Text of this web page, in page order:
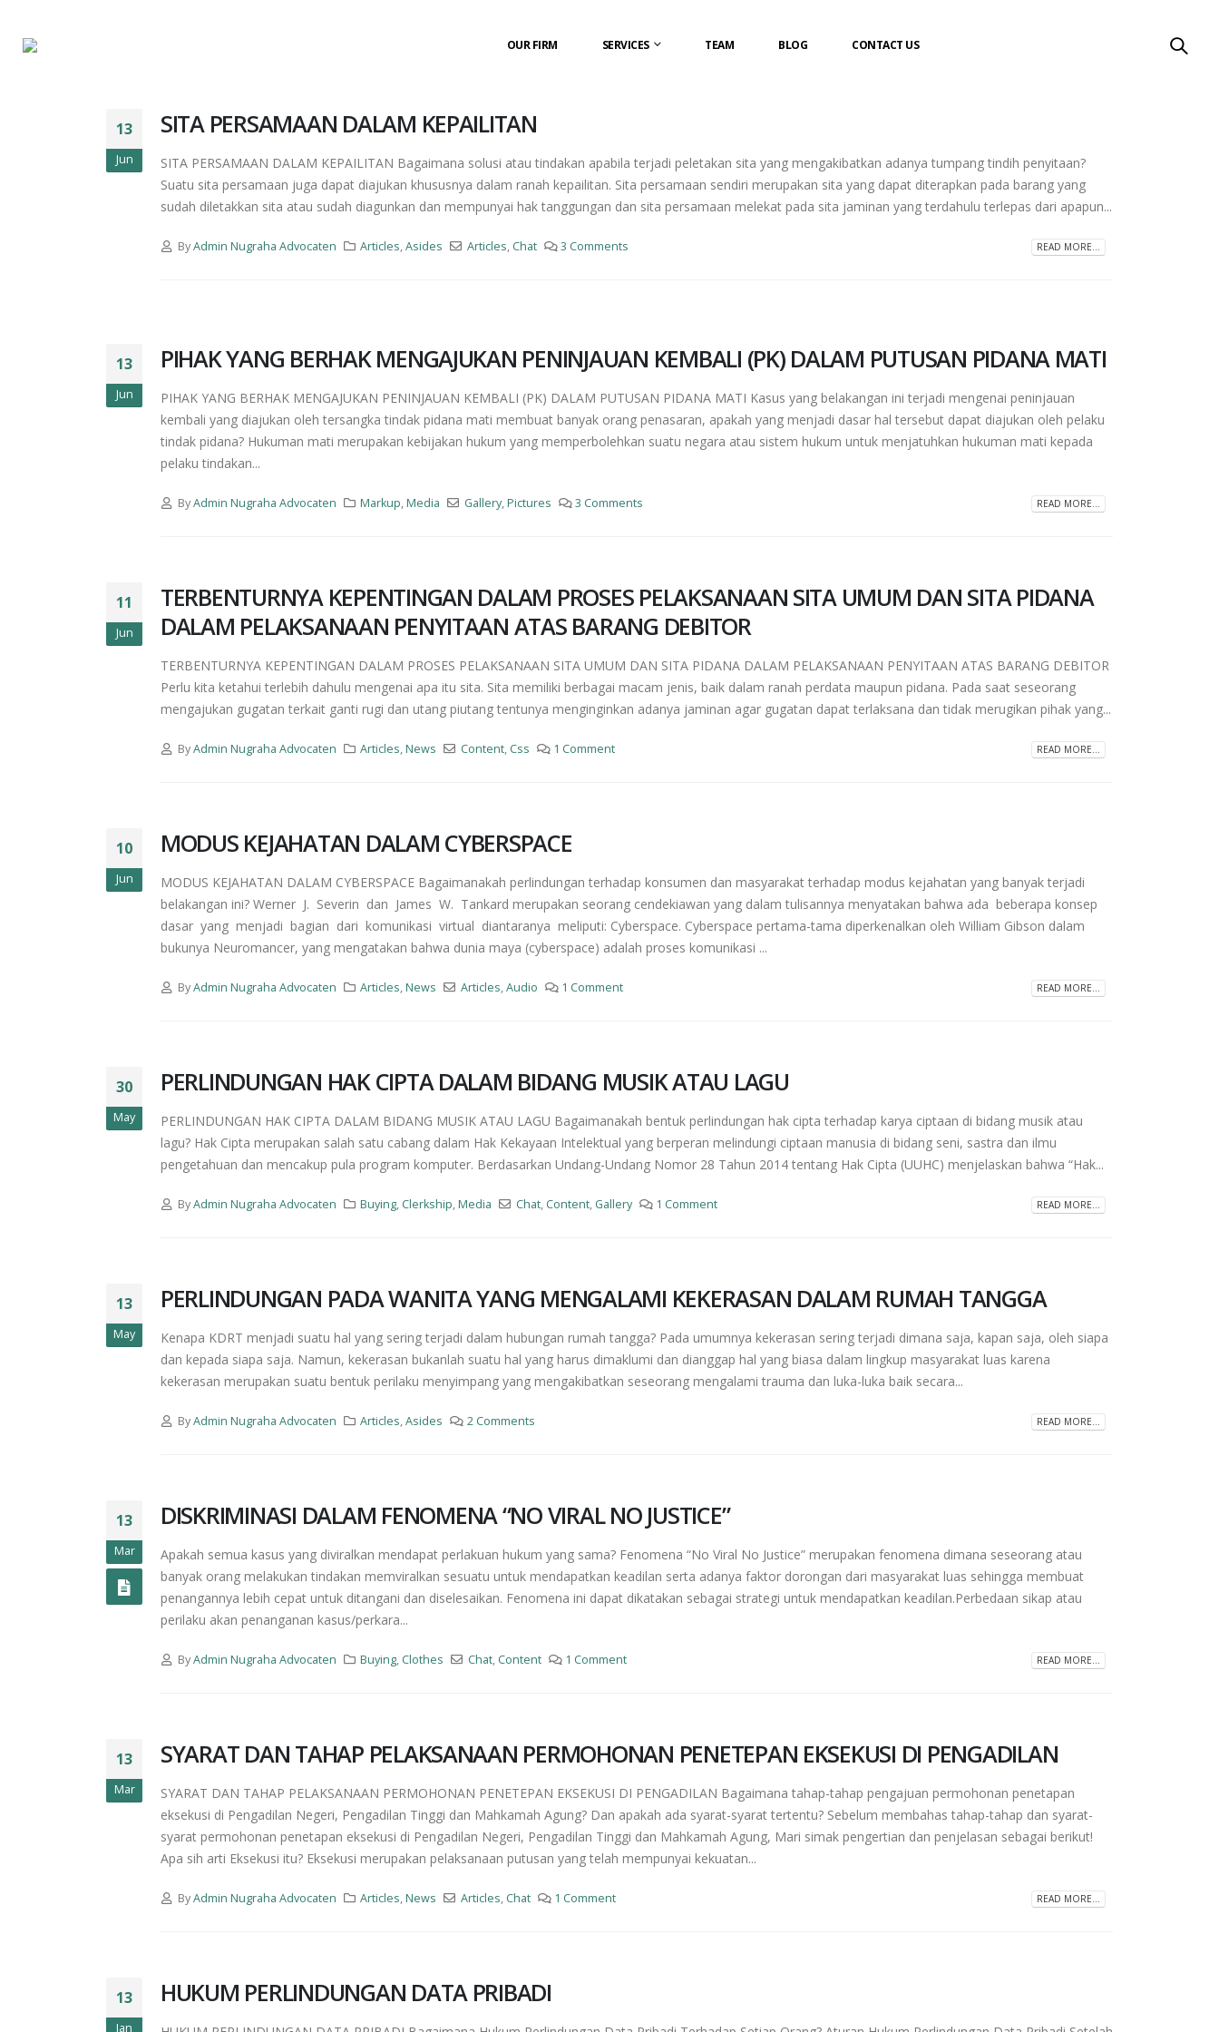
OUR FIRM SERVICES TEAM BLOG CONTACT US
13
Jun
SITA PERSAMAAN DALAM KEPAILITAN
SITA PERSAMAAN DALAM KEPAILITAN Bagaimana solusi atau tindakan apabila terjadi peletakan sita yang mengakibatkan adanya tumpang tindih penyitaan?
Suatu sita persamaan juga dapat diajukan khususnya dalam ranah kepailitan. Sita persamaan sendiri merupakan sita yang dapat diterapkan pada barang yang
sudah diletakkan sita atau sudah diagunkan dan mempunyai hak tanggungan dan sita persamaan melekat pada sita jaminan yang terdahulu terlepas dari apapun...
ByAdmin Nugraha Advocaten Articles,Asides Articles, Chat 3 Comments READ MORE...
13
Jun
PIHAK YANG BERHAK MENGAJUKAN PENINJAUAN KEMBALI (PK) DALAM PUTUSAN PIDANA MATI
PIHAK YANG BERHAK MENGAJUKAN PENINJAUAN KEMBALI (PK) DALAM PUTUSAN PIDANA MATI Kasus yang belakangan ini terjadi mengenai peninjauan
kembali yang diajukan oleh tersangka tindak pidana mati membuat banyak orang penasaran, apakah yang menjadi dasar hal tersebut dapat diajukan oleh pelaku
tindak pidana? Hukuman mati merupakan kebijakan hukum yang memperbolehkan suatu negara atau sistem hukum untuk menjatuhkan hukuman mati kepada
pelaku tindakan...
ByAdmin Nugraha Advocaten Markup,Media Gallery,Pictures 3 Comments READ MORE...
11
Jun
TERBENTURNYA KEPENTINGAN DALAM PROSES PELAKSANAAN SITA UMUM DAN SITA PIDANA
DALAM PELAKSANAAN PENYITAAN ATAS BARANG DEBITOR
TERBENTURNYA KEPENTINGAN DALAM PROSES PELAKSANAAN SITA UMUM DAN SITA PIDANA DALAM PELAKSANAAN PENYITAAN ATAS BARANG DEBITOR
Perlu kita ketahui terlebih dahulu mengenai apa itu sita. Sita memiliki berbagai macam jenis, baik dalam ranah perdata maupun pidana. Pada saat seseorang
mengajukan gugatan terkait ganti rugi dan utang piutang tentunya menginginkan adanya jaminan agar gugatan dapat terlaksana dan tidak merugikan pihak yang...
ByAdmin Nugraha Advocaten Articles,News Content, Css 1 Comment READ MORE...
10
Jun
MODUS KEJAHATAN DALAM CYBERSPACE
MODUS KEJAHATAN DALAM CYBERSPACE Bagaimanakah perlindungan terhadap konsumen dan masyarakat terhadap modus kejahatan yang banyak terjadi
belakangan ini? Werner J. Severin dan James W. Tankard merupakan seorang cendekiawan yang dalam tulisannya menyatakan bahwa ada beberapa konsep
dasar yang menjadi bagian dari komunikasi virtual diantaranya meliputi: Cyberspace. Cyberspace pertama-tama diperkenalkan oleh William Gibson dalam
bukunya Neuromancer, yang mengatakan bahwa dunia maya (cyberspace) adalah proses komunikasi ...
ByAdmin Nugraha Advocaten Articles,News Articles,Audio 1 Comment READ MORE...
30
May
PERLINDUNGAN HAK CIPTA DALAM BIDANG MUSIK ATAU LAGU
PERLINDUNGAN HAK CIPTA DALAM BIDANG MUSIK ATAU LAGU Bagaimanakah bentuk perlindungan hak cipta terhadap karya ciptaan di bidang musik atau
lagu? Hak Cipta merupakan salah satu cabang dalam Hak Kekayaan Intelektual yang berperan melindungi ciptaan manusia di bidang seni, sastra dan ilmu
pengetahuan dan mencakup pula program komputer. Berdasarkan Undang-Undang Nomor 28 Tahun 2014 tentang Hak Cipta (UUHC) menjelaskan bahwa “Hak...
ByAdmin Nugraha Advocaten Buying, Clerkship,Media Chat, Content, Gallery 1 Comment READ MORE...
13
May
PERLINDUNGAN PADA WANITA YANG MENGALAMI KEKERASAN DALAM RUMAH TANGGA
Kenapa KDRT menjadi suatu hal yang sering terjadi dalam hubungan rumah tangga? Pada umumnya kekerasan sering terjadi dimana saja, kapan saja, oleh siapa
dan kepada siapa saja. Namun, kekerasan bukanlah suatu hal yang harus dimaklumi dan dianggap hal yang biasa dalam lingkup masyarakat luas karena
kekerasan merupakan suatu bentuk perilaku menyimpang yang mengakibatkan seseorang mengalami trauma dan luka-luka baik secara...
ByAdmin Nugraha Advocaten Articles,Asides 2 Comments READ MORE...
13
Mar
DISKRIMINASI DALAM FENOMENA “NO VIRAL NO JUSTICE”
Apakah semua kasus yang diviralkan mendapat perlakuan hukum yang sama? Fenomena “No Viral No Justice” merupakan fenomena dimana seseorang atau
banyak orang melakukan tindakan memviralkan sesuatu untuk mendapatkan keadilan serta adanya faktor dorongan dari masyarakat luas sehingga membuat
penangannya lebih cepat untuk ditangani dan diselesaikan. Fenomena ini dapat dikatakan sebagai strategi untuk mendapatkan keadilan.Perbedaan sikap atau
perilaku akan penanganan kasus/perkara...
ByAdmin Nugraha Advocaten Buying, Clothes Chat, Content 1 Comment READ MORE...
13
Mar
SYARAT DAN TAHAP PELAKSANAAN PERMOHONAN PENETEPAN EKSEKUSI DI PENGADILAN
SYARAT DAN TAHAP PELAKSANAAN PERMOHONAN PENETEPAN EKSEKUSI DI PENGADILAN Bagaimana tahap-tahap pengajuan permohonan penetapan
eksekusi di Pengadilan Negeri, Pengadilan Tinggi dan Mahkamah Agung? Dan apakah ada syarat-syarat tertentu? Sebelum membahas tahap-tahap dan syarat-
syarat permohonan penetapan eksekusi di Pengadilan Negeri, Pengadilan Tinggi dan Mahkamah Agung, Mari simak pengertian dan penjelasan sebagai berikut!
Apa sih arti Eksekusi itu? Eksekusi merupakan pelaksanaan putusan yang telah mempunyai kekuatan...
ByAdmin Nugraha Advocaten Articles,News Articles, Chat 1 Comment READ MORE...
13
Jan
HUKUM PERLINDUNGAN DATA PRIBADI